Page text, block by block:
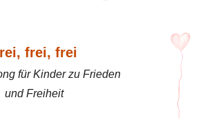
frei, frei
für Kinder zu Frieden
und Freiheit